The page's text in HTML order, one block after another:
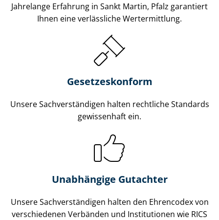
Jahrelange Erfahrung in Sankt Martin, Pfalz garantiert
Ihnen eine verlässliche Wertermittlung.
Gesetzes­konform
Unsere Sach­ver­stän­di­gen halten rechtliche Standards
gewissenhaft ein.
Unabhängige Gutachter
Unsere Sach­ver­stän­di­gen halten den Ehrencodex von
verschiedenen Verbänden und Institutionen wie RICS